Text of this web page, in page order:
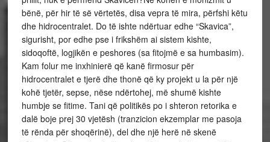
bënë, për hir të së vërtetës, disa vepra të mira, përfshi këtu
dhe hidrocentralet. Do të ishte ndërtuar edhe “Skavica”,
sigurisht, por edhe pse i frikshëm ai sistem kishte,
sidoqoftë, logjikën e peshores (sa fitojmë e sa humbasim).
Kam folur me inxhinierë që kanë firmosur për
hidrocentralet e tjerë dhe thonë që ky projekt u la për një
kohë tjetër, sepse, nëse ndërtohej, më shumë kishte
humbje se fitime. Tani që politikës po i shteron retorika e
dalë boje prej 30 vjetësh (tranzicion ekzemplar me pasoja
të rënda për shoqërinë), del dhe një herë në skenë